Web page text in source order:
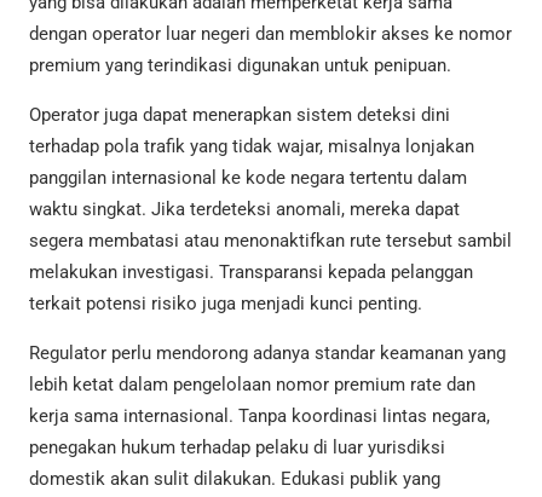
dengan operator luar negeri dan memblokir akses ke nomor
premium yang terindikasi digunakan untuk penipuan.
Operator juga dapat menerapkan sistem deteksi dini
terhadap pola trafik yang tidak wajar, misalnya lonjakan
panggilan internasional ke kode negara tertentu dalam
waktu singkat. Jika terdeteksi anomali, mereka dapat
segera membatasi atau menonaktifkan rute tersebut sambil
melakukan investigasi. Transparansi kepada pelanggan
terkait potensi risiko juga menjadi kunci penting.
Regulator perlu mendorong adanya standar keamanan yang
lebih ketat dalam pengelolaan nomor premium rate dan
kerja sama internasional. Tanpa koordinasi lintas negara,
penegakan hukum terhadap pelaku di luar yurisdiksi
domestik akan sulit dilakukan. Edukasi publik yang